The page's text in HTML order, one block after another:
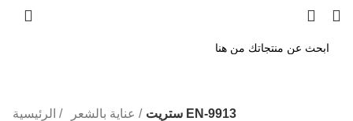
ستريت EN-9913